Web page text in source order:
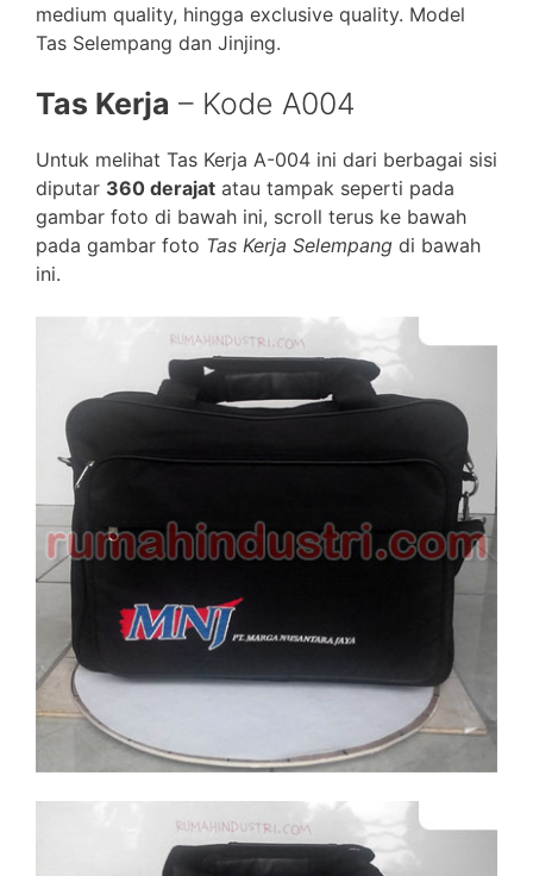
medium quality, hingga exclusive quality. Model
Tas Selempang dan Jinjing.
Tas Kerja – Kode A004
Untuk melihat Tas Kerja A-004 ini dari berbagai sisi
diputar 360 derajat atau tampak seperti pada
gambar foto di bawah ini, scroll terus ke bawah
pada gambar foto Tas Kerja Selempang di bawah
ini.